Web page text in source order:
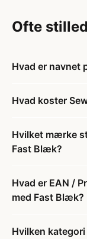
Ofte
Hvad er navnet
Hvad koster
Hvilket mærke
Fast Blæk?
Hvad er EAN /
med Fast Blæk?
Hvilken